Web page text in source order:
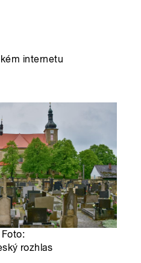
internetu
rozhlas